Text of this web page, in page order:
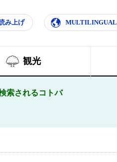
み上げ MULTILINGUAL
観光
索されるコトバ